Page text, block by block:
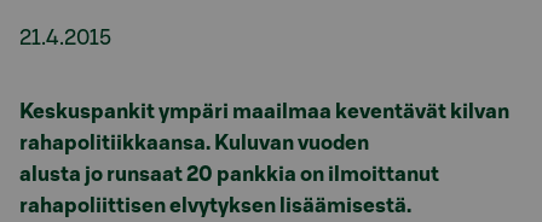
21.4.2015
Keskuspankit ympäri maailmaa keventävät kilvan
rahapolitiikkaansa. Kuluvan vuoden
alusta jo runsaat 20 pankkia on ilmoittanut
rahapoliittisen elvytyksen lisäämisestä.